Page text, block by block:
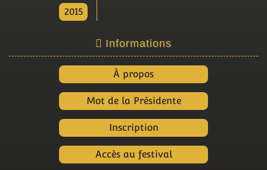
2015
Informations
À propos
Mot de la Présidente
Inscription
Accès au festival